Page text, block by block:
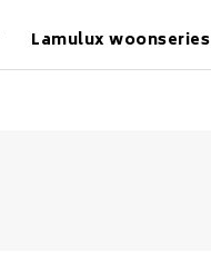
Lamulux woonseries